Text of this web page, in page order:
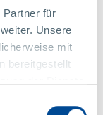
Partner für
Unsere
mit
bereitgestellt
again a